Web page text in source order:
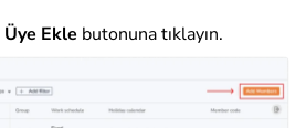
Üye Ekle butonuna tıklayın.